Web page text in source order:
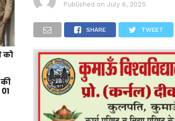
को
Published on July 6, 2025
SHARE TWEET